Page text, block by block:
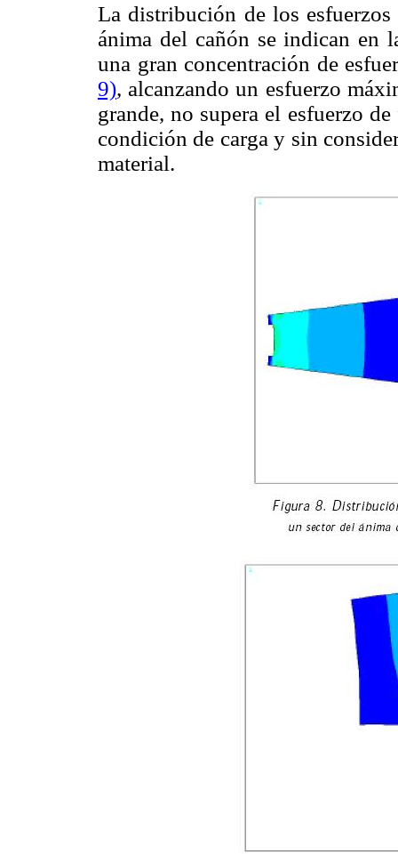
La distribución de los
ánima del cañón se indican en
una gran concentración de
9), alcanzando un esfuerzo
grande, no supera el esfuerzo
condición de carga y sin
material.